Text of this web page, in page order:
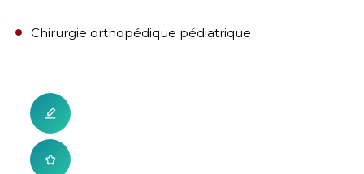
Chirurgie orthopédique pédiatrique